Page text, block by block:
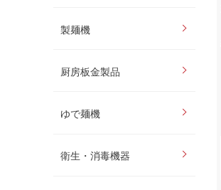
製麺機
厨房板金製品
ゆで麺機
衛生・消毒機器